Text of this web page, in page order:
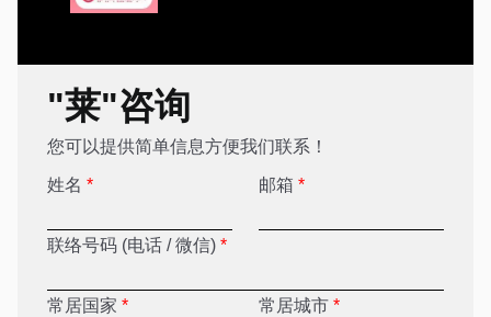
"莱"咨询
您可以提供简单信息方便我们联系！
姓名 * 邮箱 *
联络号码 (电话 / 微信) *
常居国家 * 常居城市 *